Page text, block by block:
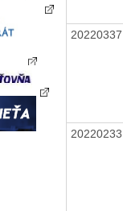
20220337
20220233